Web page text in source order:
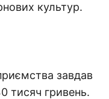
культур.
завдав
тисяч гривень.